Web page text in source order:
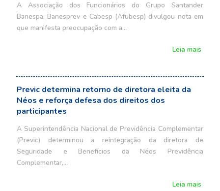
A Associação dos Funcionários do Grupo Santander
Banespa, Banesprev e Cabesp (Afubesp) divulgou nota em
que manifesta preocupação com a…
Leia mais
Previc determina retorno de diretora eleita da
Néos e reforça defesa dos direitos dos
participantes
A Superintendência Nacional de Previdência Complementar
(Previc) determinou a reintegração da diretora de
Seguridade e Benefícios da Néos Previdência
Complementar,…
Leia mais